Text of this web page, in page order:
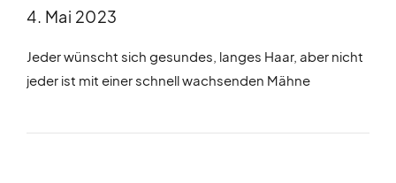
4. Mai 2023
Jeder wünscht sich gesundes, langes Haar, aber nicht
jeder ist mit einer schnell wachsenden Mähne